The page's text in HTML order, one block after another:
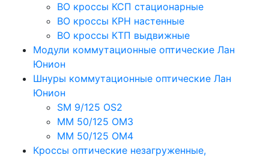
ВО кроссы КСП стационарные
ВО кроссы КРН настенные
ВО кроссы КТП выдвижные
Модули коммутационные оптические Лан
Юнион
Шнуры коммутационные оптические Лан
Юнион
SM 9/125 OS2
MM 50/125 OM3
MM 50/125 OM4
Кроссы оптические незагруженные,